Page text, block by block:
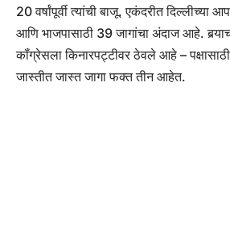
20 वर्षांपूर्वी त्यांची बाजू. एकंदरीत दिल्लीच्या
आणि भाजपासाठी 39 जागांचा अंदाज आहे. बर्‍याच
कॉंग्रेसला किनारपट्टीवर ठेवले आहे –
जास्तीत जास्त जागा फक्त तीन आहेत.